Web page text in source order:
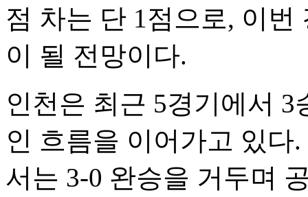
점 차는 단 1점으로, 이
이 될 전망이다.
인천은 최근 5경기에서
인 흐름을 이어가고 있다
서는 3-0 완승을 거두며